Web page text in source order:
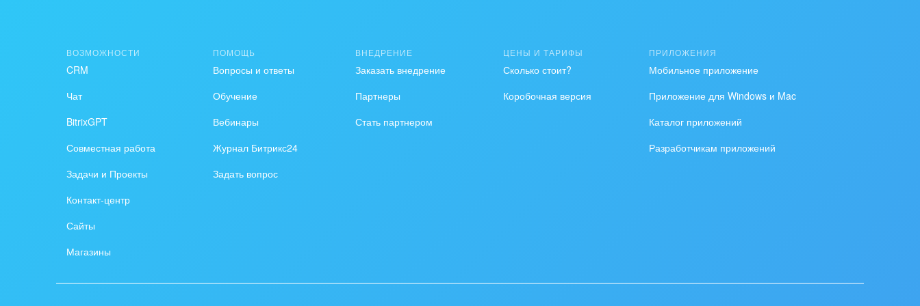
Крупные корпоративные
внедрения
гос.организаций
продаж
Внедрение онлайн-офиса
/ Интранета
Охрана, безопасность
Промышленность
СМИ, издательства,
справочники
ВОЗМОЖНОСТИ
CRM
Чат
BitrixGPT
Совместная работа
Задачи и Проекты
Контакт-центр
Сайты
Магазины
ПОМОЩЬ
Вопросы и ответы
Обучение
Вебинары
Журнал Битрикс24
Задать вопрос
ВНЕДРЕНИЕ
Заказать внедрение
Партнеры
Стать партнером
ЦЕНЫ И ТАРИФЫ
Сколько стоит?
Коробочная версия
ПРИЛОЖЕНИЯ
Мобильное приложение
Приложение для Windows и Mac
Каталог приложений
Разработчикам приложений